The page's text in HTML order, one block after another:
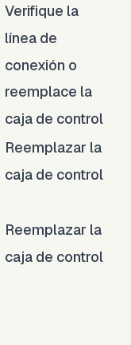
Verifique la
línea de
conexión o
reemplace la
caja de control
Reemplazar la
caja de control
Reemplazar la
caja de control